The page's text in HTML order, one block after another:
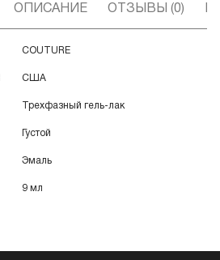
ОПИСАНИЕ ОТЗЫВЫ (0)
COUTURE
США
Трехфазный гель-лак
Густой
Эмаль
9 мл